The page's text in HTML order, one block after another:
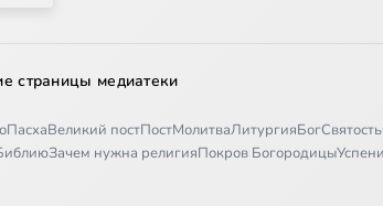
страницы медиатеки
ПасхаВеликий постПостМолитваЛитургияБогСвятость
Зачем нужна религияПокров Богородицы